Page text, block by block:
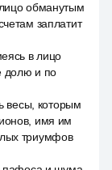
обманутым
заплатит
в лицо
долю и по
весы, которым
имя им
триумфов